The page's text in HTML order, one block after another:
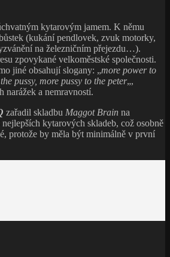
kytarovým jamem. K němu
(kukání pendlovek, zvuk motorky,
na železničním přejezdu…).
zpovykané velkoměstské společnosti.
jiné obsahují slogany: „more power to
pussy, more pussy to the peter„,
narážek a nemravností.
zařadil skladbu Maggot Brain na
kytarových skladeb, což osobně
protože by měla být minimálně v první